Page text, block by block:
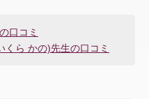
口コミ
ら かの)先生の口コミ